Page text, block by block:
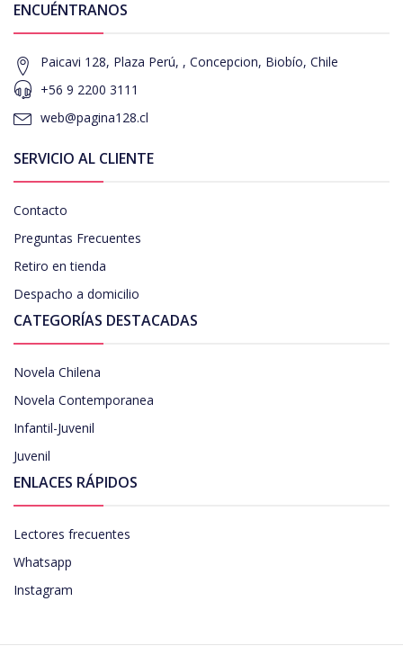
ENCUÉNTRANOS
Paicavi 128, Plaza Perú, , Concepcion, Biobío, Chile
+56 9 2200 3111
web@pagina128.cl
SERVICIO AL CLIENTE
Contacto
Preguntas Frecuentes
Retiro en tienda
Despacho a domicilio
CATEGORÍAS DESTACADAS
Novela Chilena
Novela Contemporanea
Infantil-Juvenil
Juvenil
ENLACES RÁPIDOS
Lectores frecuentes
Whatsapp
Instagram